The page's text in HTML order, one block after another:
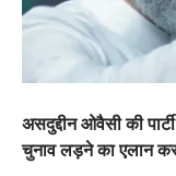
असदुद्दीन ओवैसी की
चुनाव लड़ने का एलान कर